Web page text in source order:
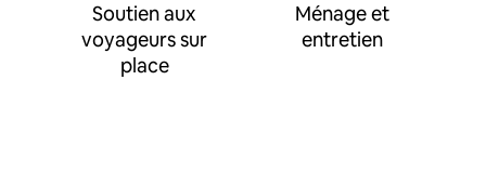
Soutien aux
voyageurs sur
place
Ménage et
entretien